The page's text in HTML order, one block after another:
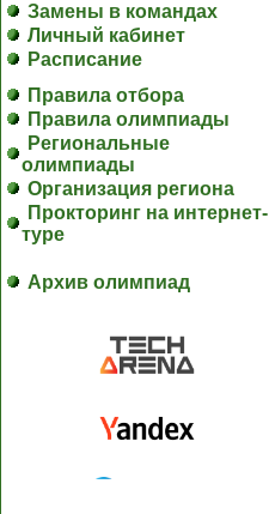
Замены в командах
Личный кабинет
Расписание
Правила отбора
Правила олимпиады
Региональные
олимпиады
Организация региона
Прокторинг на интернет-
туре
Архив олимпиад